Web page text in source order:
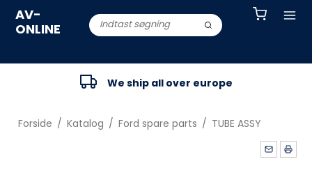
AV-
ONLINE
We ship all over europe
Forside / Katalog / Ford spare parts / TUBE ASSY